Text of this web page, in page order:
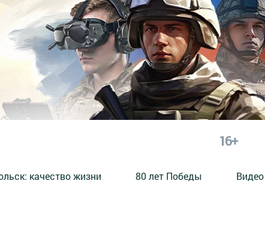
16+
качество жизни 80 лет Победы Видео